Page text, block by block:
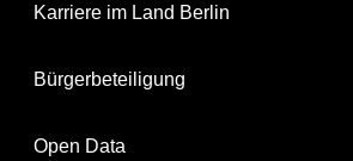
Karriere im Land Berlin
Bürgerbeteiligung
Open Data